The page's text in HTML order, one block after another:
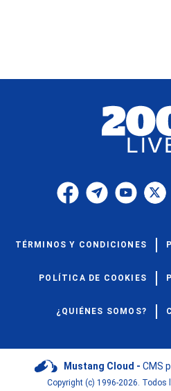
TÉRMINOS Y CONDICIONES
POLÍTICA DE COOKIES
¿QUIÉNES SOMOS?
Mustang Cloud - CMS
Copyright (c) 1996-2026. Todos